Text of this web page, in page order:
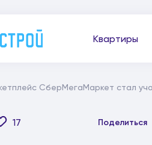
Квартиры
17 Поделиться